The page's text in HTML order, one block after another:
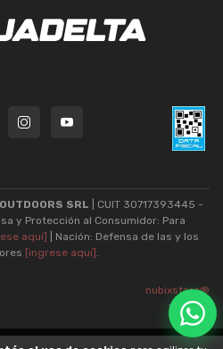
SRL | CUIT 30717393445 -
y Protección al Consumidor: Para
aquí] | Nación: Defensa de las y los
[ingrese aquí]
nubixstore®
v13.08.1